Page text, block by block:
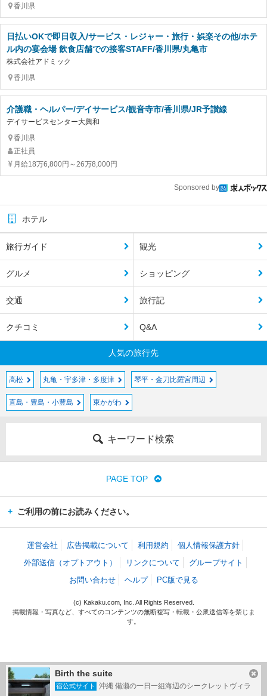
香川県
日払いOKで即日収入/サービス・レジャー・旅行・娯楽その他/ホテ
ル内の宴会場 飲食店舗での接客STAFF/香川県/丸亀市
株式会社アドミック
香川県
介護職・ヘルパー/デイサービス/観音寺市/香川県/JR予讃線
デイサービスセンター大興和
香川県
正社員
月給18万6,800円～26万8,000円
Sponsored by
Birth the suite
宿公式サイト 沖縄 備瀬の一日一組海辺のシークレットヴィラ
ホテル
旅行ガイド 観光
グルメ ショッピング
交通 旅行記
クチコミ Q&A
人気の旅行先
高松 丸亀・宇多津・多度津 琴平・金刀比羅宮周辺
直島・豊島・小豊島 東かがわ
キーワード検索
PAGE TOP
ご利用の前にお読みください。
運営会社 広告掲載について 利用規約
個人情報保護方針
外部送信（オプトアウト）
リンクについて
グループサイト
お問い合わせ
ヘルプ PC版で見る
(c) Kakaku.com, Inc. All Rights Reserved.
掲載情報・写真など、すべてのコンテンツの無断複写・転載・公衆送信等を禁じま
す。